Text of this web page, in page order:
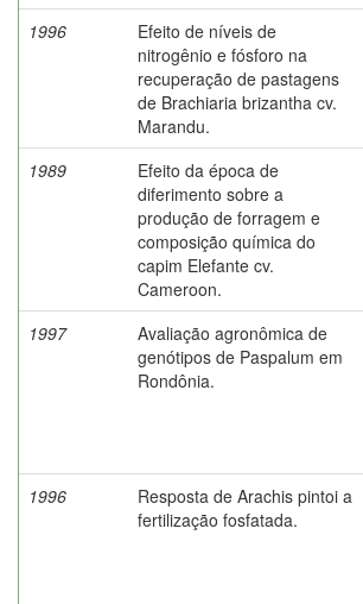
1996
Efeito de níveis de
nitrogênio e fósforo na
recuperação de pastagens
de Brachiaria brizantha cv.
Marandu.
1989
Efeito da época de
diferimento sobre a
produção de forragem e
composição química do
capim Elefante cv.
Cameroon.
1997
Avaliação agronômica de
genótipos de Paspalum em
Rondônia.
1996
Resposta de Arachis pintoi a
fertilização fosfatada.